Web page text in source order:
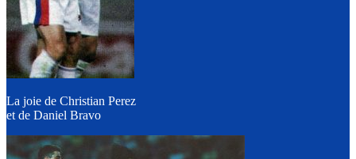
La joie de Christian Perez
et de Daniel Bravo